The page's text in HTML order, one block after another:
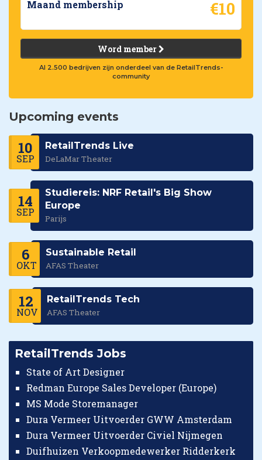
Maand membership €10
Word member
Al 2.500 bedrijven zijn onderdeel van de RetailTrends-
community
Upcoming events
10
SEP
RetailTrends Live
DeLaMar Theater
14
SEP
Studiereis: NRF Retail's Big Show
Europe
Parijs
6
OKT
Sustainable Retail
AFAS Theater
12
NOV
RetailTrends Tech
AFAS Theater
RetailTrends Jobs
State of Art Designer
Redman Europe Sales Developer (Europe)
MS Mode Storemanager
Dura Vermeer Uitvoerder GWW Amsterdam
Dura Vermeer Uitvoerder Civiel Nijmegen
Duifhuizen Verkoopmedewerker Ridderkerk